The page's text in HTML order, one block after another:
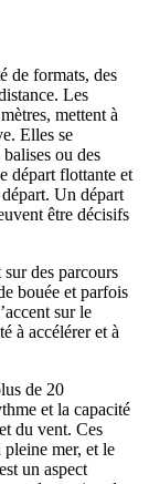
de formats, des
Les
mettent à
Elles se
ou des
départ flottante et
Un départ
être décisifs
des parcours
bouée et parfois
sur le
à accélérer et à
de 20
et la capacité
du vent. Ces
mer, et le
un aspect